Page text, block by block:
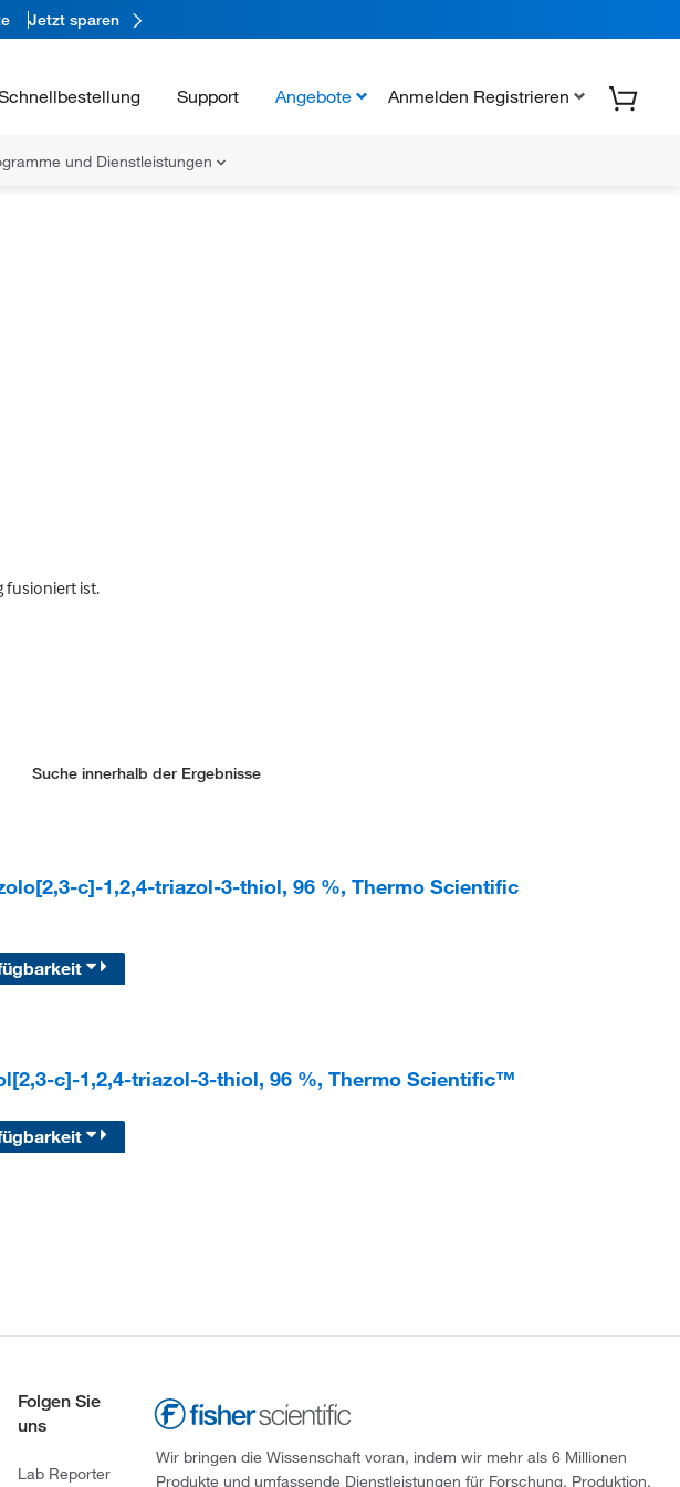
Jetzt sparen
Support Angebote Anmelden Registrieren
und Dienstleistungen
fusioniert ist.
Suche innerhalb der Ergebnisse
c]-1,2,4-triazol-3-thiol, 96 %, Thermo Scientific
c]-1,2,4-triazol-3-thiol, 96 %, Thermo Scientific™
Folgen Sie
uns
Lab Reporter
Wir bringen die Wissenschaft voran, indem wir mehr als 6 Millionen
Produkte und umfassende Dienstleistungen für Forschung, Produktion,